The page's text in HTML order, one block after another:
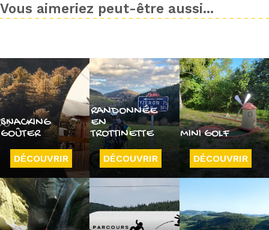
Vous aimeriez peut-être aussi...
SNACKING
GOÛTER
DÉCOUVRIR
RANDONNÉE
EN
TROTTINETTE
DÉCOUVRIR
MINI GOLF
DÉCOUVRIR